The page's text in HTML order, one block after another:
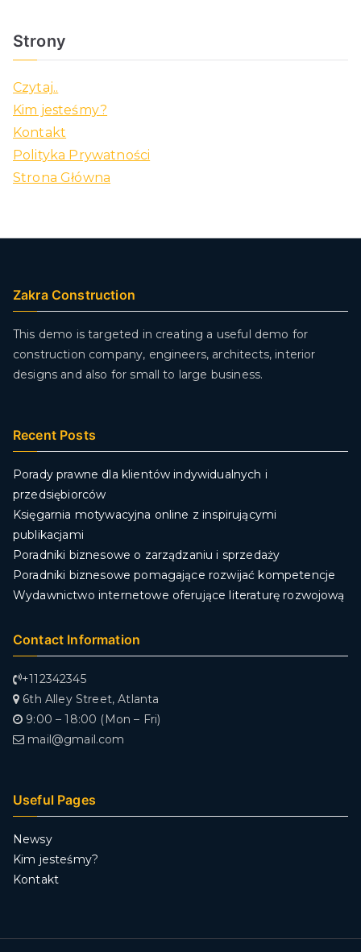
Strony
Czytaj..
Kim jesteśmy?
Kontakt
Polityka Prywatności
Strona Główna
Zakra Construction
This demo is targeted in creating a useful demo for
construction company, engineers, architects, interior
designs and also for small to large business.
Recent Posts
Porady prawne dla klientów indywidualnych i
przedsiębiorców
Księgarnia motywacyjna online z inspirującymi
publikacjami
Poradniki biznesowe o zarządzaniu i sprzedaży
Poradniki biznesowe pomagające rozwijać kompetencje
Wydawnictwo internetowe oferujące literaturę rozwojową
Contact Information
+112342345
6th Alley Street, Atlanta
9:00 – 18:00 (Mon – Fri)
mail@gmail.com
Useful Pages
Newsy
Kim jesteśmy?
Kontakt